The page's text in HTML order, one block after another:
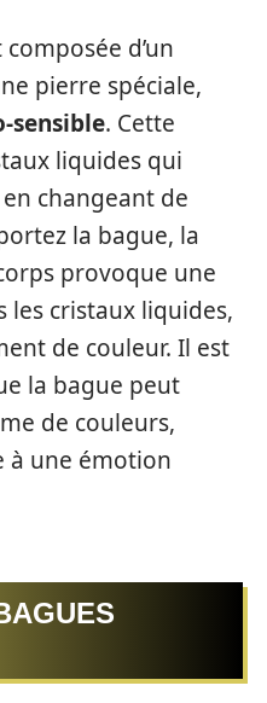
d’un
pierre spéciale,
sensible. Cette
liquides qui
changeant de
la bague, la
provoque une
les cristaux liquides,
de couleur. Il est
la bague peut
de couleurs,
à une émotion